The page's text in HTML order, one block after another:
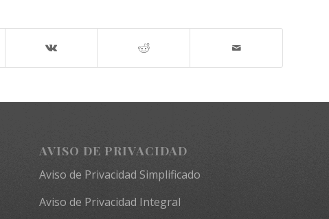
AVISO DE PRIVACIDAD
Aviso de Privacidad Simplificado
Aviso de Privacidad Integral